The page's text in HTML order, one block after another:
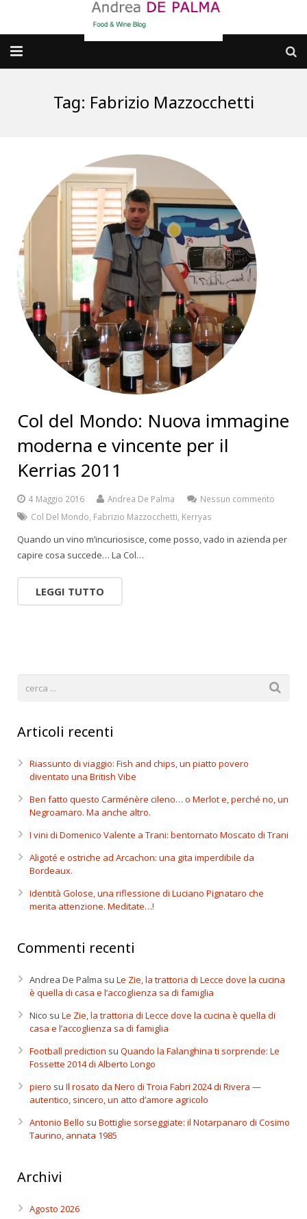
dove MANGIARE
cosa CUCINARE
dove ANDARE
Punti di vista e approfondimenti
Contatti
Tag: Fabrizio Mazzocchetti
Col del Mondo: Nuova immagine
moderna e vincente per il
Kerrias 2011
4 Maggio 2016 Andrea De Palma
Nessun commento
Col Del Mondo Fabrizio Mazzocchetti Kerryas
Quando un vino m’incuriosisce, come posso, vado in azienda per
capire cosa succede… La Col…
LEGGI TUTTO
Articoli recenti
Riassunto di viaggio: Fish and chips, un piatto povero
diventato una British Vibe
Ben fatto questo Carménère cileno… o Merlot e, perché no, un
Negroamaro. Ma anche altro.
I vini di Domenico Valente a Trani: bentornato Moscato di Trani
Aligoté e ostriche ad Arcachon: una gita imperdibile da
Bordeaux.
Identità Golose, una riflessione di Luciano Pignataro che
merita attenzione. Meditate…!
Commenti recenti
Andrea De Palma su Le Zie, la trattoria di Lecce dove la cucina
è quella di casa e l’accoglienza sa di famiglia
Nico su Le Zie, la trattoria di Lecce dove la cucina è quella di
casa e l’accoglienza sa di famiglia
Football prediction su Quando la Falanghina ti sorprende: Le
Fossette 2014 di Alberto Longo
piero su Il rosato da Nero di Troia Fabri 2024 di Rivera —
autentico, sincero, un atto d’amore agricolo
Antonio Bello su Bottiglie sorseggiate: il Notarpanaro di Cosimo
Taurino, annata 1985
Archivi
Agosto 2026